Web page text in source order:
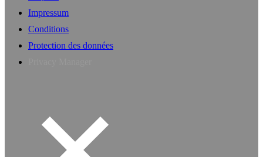
Impressum
Conditions
Protection des données